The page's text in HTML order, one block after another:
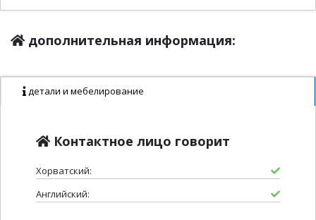
дополнительная информация:
детали и мебелирование
Контактное лицо говорит
Хорватский:
Английский: